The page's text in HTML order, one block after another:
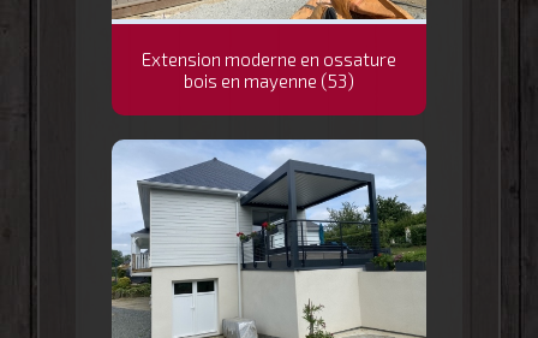
Extension moderne en ossature
bois en mayenne (53)